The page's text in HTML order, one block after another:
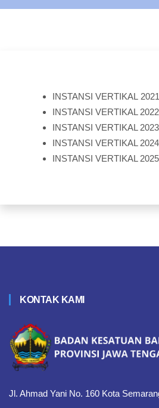
INSTANSI VERTIKAL 2021
INSTANSI VERTIKAL 2022
INSTANSI VERTIKAL 2023
INSTANSI VERTIKAL 2024
INSTANSI VERTIKAL 2025
KONTAK KAMI
Jl. Ahmad Yani No. 160 Kota